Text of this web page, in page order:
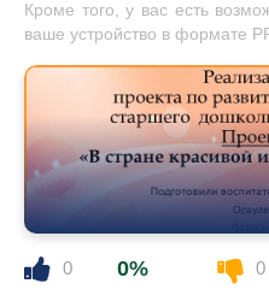
Кроме того, у вас есть
ваше устройство в формате
0 0% 0